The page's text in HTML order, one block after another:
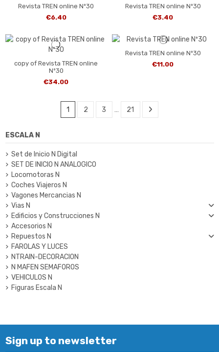
Revista TREN online Nº30
€6.40
Revista TREN online Nº30
€3.40
copy of Revista TREN online
Nº30
€34.00
Revista TREN online Nº30
€11.00
1 2 3 … 21
ESCALA N
Set de Inicio N Digital
SET DE INICIO N ANALOGICO
Locomotoras N
Coches Viajeros N
Vagones Mercancias N
Vias N
Edificios y Construcciones N
Accesorios N
Repuestos N
FAROLAS Y LUCES
NTRAIN-DECORACION
N MAFEN SEMAFOROS
VEHICULOS N
Figuras Escala N
Sign up to newsletter